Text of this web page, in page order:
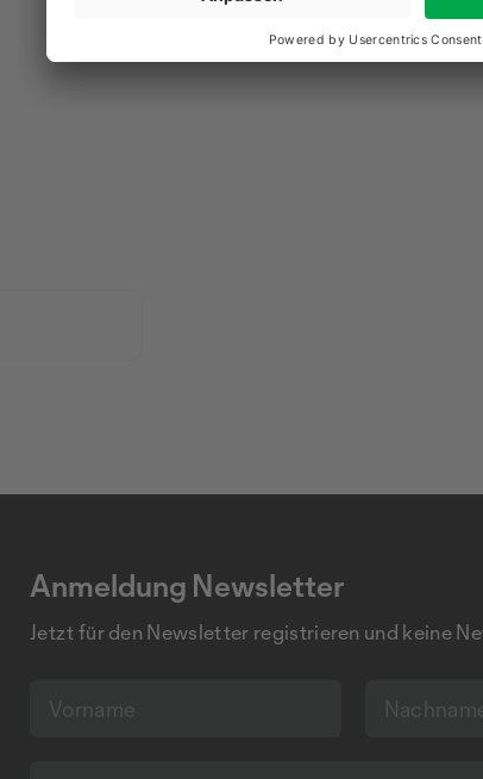
Anmeldung Newsletter
Jetzt für den Newsletter registrieren und keine